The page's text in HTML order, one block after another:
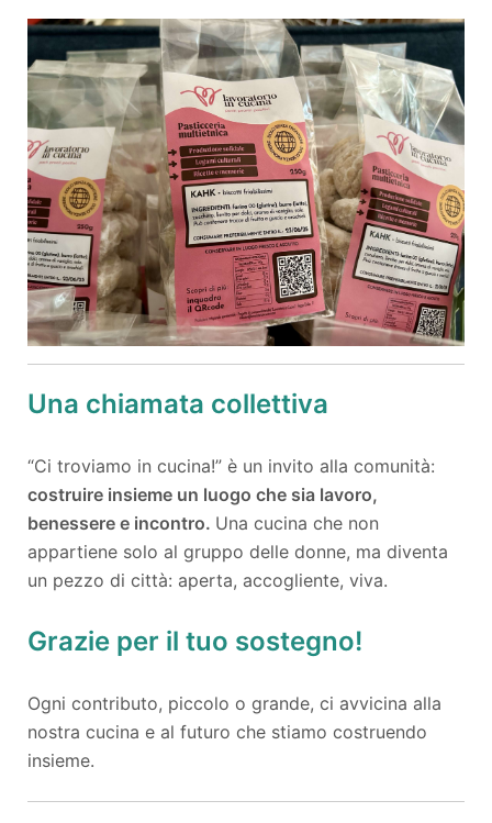
Una chiamata collettiva
“Ci troviamo in cucina!” è un invito alla comunità:
costruire insieme un luogo che sia lavoro,
benessere e incontro. Una cucina che non
appartiene solo al gruppo delle donne, ma diventa
un pezzo di città: aperta, accogliente, viva.
Grazie per il tuo sostegno!
Ogni contributo, piccolo o grande, ci avvicina alla
nostra cucina e al futuro che stiamo costruendo
insieme.